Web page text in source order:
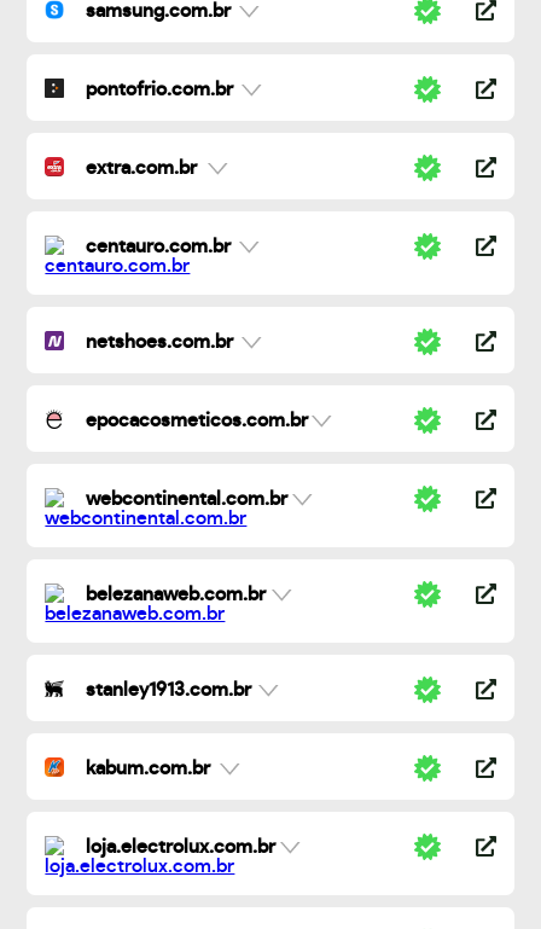
samsung.com.br
pontofrio.com.br
extra.com.br
centauro.com.br
netshoes.com.br
epocacosmeticos.com.br
webcontinental.com.br
belezanaweb.com.br
stanley1913.com.br
kabum.com.br
loja.electrolux.com.br